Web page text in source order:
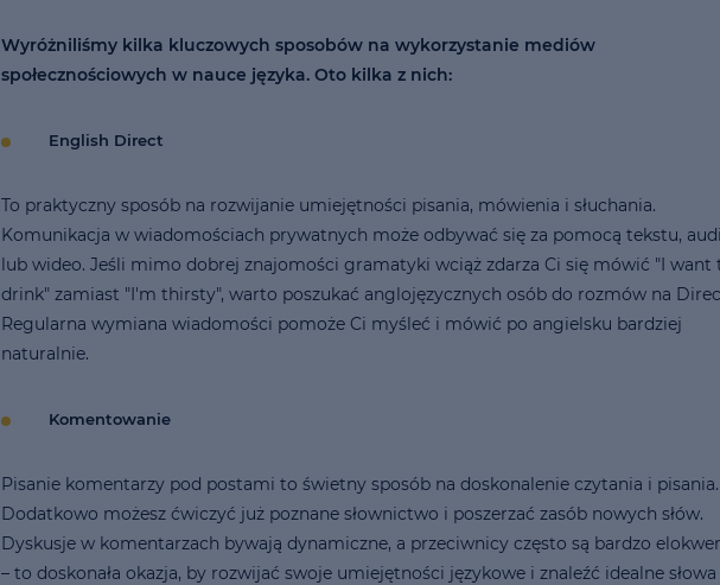
Wyróżniliśmy kilka kluczowych sposobów na wykorzystanie mediów
społecznościowych w nauce języka. Oto kilka z nich:
English Direct
To praktyczny sposób na rozwijanie umiejętności pisania, mówienia i słuchania.
Komunikacja w wiadomościach prywatnych może odbywać się za pomocą tekstu,
lub wideo. Jeśli mimo dobrej znajomości gramatyki wciąż zdarza Ci się mówić "I want
drink" zamiast "I'm thirsty", warto poszukać anglojęzycznych osób do rozmów na
Regularna wymiana wiadomości pomoże Ci myśleć i mówić po angielsku bardziej
naturalnie.
Komentowanie
Pisanie komentarzy pod postami to świetny sposób na doskonalenie czytania i pisania.
Dodatkowo możesz ćwiczyć już poznane słownictwo i poszerzać zasób nowych słów.
Dyskusje w komentarzach bywają dynamiczne, a przeciwnicy często są bardzo
– to doskonała okazja, by rozwijać swoje umiejętności językowe i znaleźć idealne